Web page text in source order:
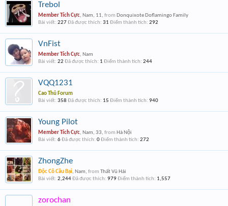
Trebol
Member Tích Cực, Nam, 11, from Donquixote Doflamingo Family
Bài viết: 227Đã được thích: 31 Điểm thành tích: 292
VnFist
Member Tích Cực, Nam
Bài viết: 22 Đã được thích: 1 Điểm thành tích: 244
VQQ1231
Cao Thủ Forum
Bài viết: 358 Đã được thích: 15 Điểm thành tích: 940
Young Pilot
Member Tích Cực, Nam, 33, from Hà Nội
Bài viết: 6Đã được thích: 0Điểm thành tích: 272
ZhongZhe
Độc Cô Cầu Bại, Nam, from Thất Vũ Hải
Bài viết: 2,244Đã được thích: 979Điểm thành tích: 1,557
zorochan